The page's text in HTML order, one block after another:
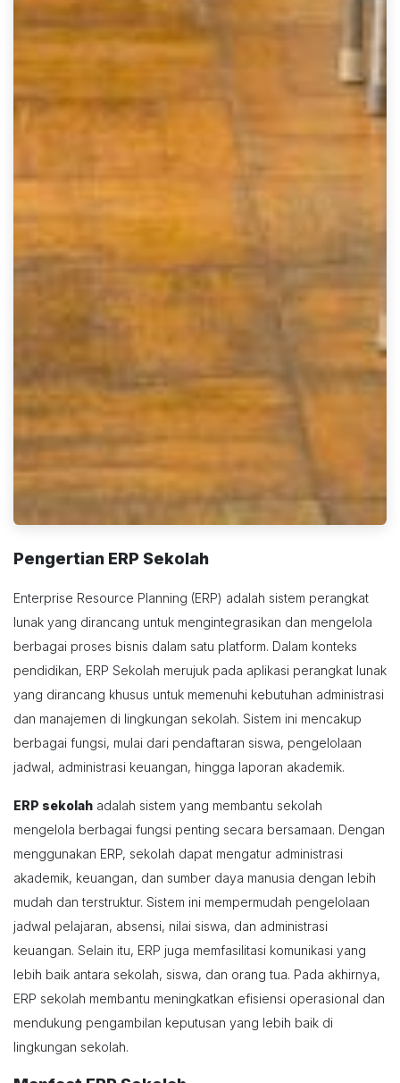
Pengertian ERP Sekolah
Enterprise Resource Planning (ERP) adalah sistem perangkat
lunak yang dirancang untuk mengintegrasikan dan mengelola
berbagai proses bisnis dalam satu platform. Dalam konteks
pendidikan, ERP Sekolah merujuk pada aplikasi perangkat lunak
yang dirancang khusus untuk memenuhi kebutuhan administrasi
dan manajemen di lingkungan sekolah. Sistem ini mencakup
berbagai fungsi, mulai dari pendaftaran siswa, pengelolaan
jadwal, administrasi keuangan, hingga laporan akademik.
ERP sekolah adalah sistem yang membantu sekolah
mengelola berbagai fungsi penting secara bersamaan. Dengan
menggunakan ERP, sekolah dapat mengatur administrasi
akademik, keuangan, dan sumber daya manusia dengan lebih
mudah dan terstruktur. Sistem ini mempermudah pengelolaan
jadwal pelajaran, absensi, nilai siswa, dan administrasi
keuangan. Selain itu, ERP juga memfasilitasi komunikasi yang
lebih baik antara sekolah, siswa, dan orang tua. Pada akhirnya,
ERP sekolah membantu meningkatkan efisiensi operasional dan
mendukung pengambilan keputusan yang lebih baik di
lingkungan sekolah.